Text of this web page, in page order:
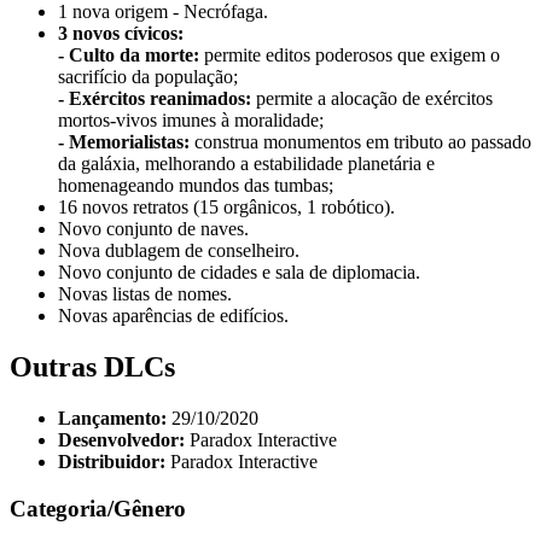
1 nova origem - Necrófaga.
3 novos cívicos:
- Culto da morte: permite editos poderosos que exigem o
sacrifício da população;
- Exércitos reanimados: permite a alocação de exércitos
mortos-vivos imunes à moralidade;
- Memorialistas: construa monumentos em tributo ao passado
da galáxia, melhorando a estabilidade planetária e
homenageando mundos das tumbas;
16 novos retratos (15 orgânicos, 1 robótico).
Novo conjunto de naves.
Nova dublagem de conselheiro.
Novo conjunto de cidades e sala de diplomacia.
Novas listas de nomes.
Novas aparências de edifícios.
Outras DLCs
Lançamento: 29/10/2020
Desenvolvedor: Paradox Interactive
Distribuidor: Paradox Interactive
Categoria/Gênero